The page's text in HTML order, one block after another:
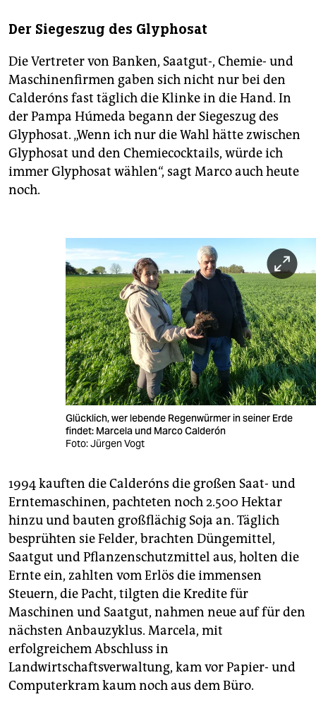
Der Siegeszug des Glyphosat
Die Vertreter von Banken, Saatgut-, Chemie- und
Maschinenfirmen gaben sich nicht nur bei den
Calderóns fast täglich die Klinke in die Hand. In
der Pampa Húmeda begann der Siegeszug des
Glyphosat. „Wenn ich nur die Wahl hätte zwischen
Glyphosat und den Chemiecocktails, würde ich
immer Glyphosat wählen“, sagt Marco auch heute
noch.
Glücklich, wer lebende Regenwürmer in seiner Erde
findet: Marcela und Marco Calderón
Foto: Jürgen Vogt
1994 kauften die Calderóns die großen Saat- und
Erntemaschinen, pachteten noch 2.500 Hektar
hinzu und bauten großflächig Soja an. Täglich
besprühten sie Felder, brachten Düngemittel,
Saatgut und Pflanzenschutzmittel aus, holten die
Ernte ein, zahlten vom Erlös die immensen
Steuern, die Pacht, tilgten die Kredite für
Maschinen und Saatgut, nahmen neue auf für den
nächsten Anbauzyklus. Marcela, mit
erfolgreichem Abschluss in
Landwirtschaftsverwaltung, kam vor Papier- und
Computerkram kaum noch aus dem Büro.